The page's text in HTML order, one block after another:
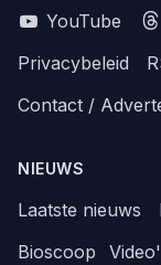
YouTube
Privacybeleid
Contact /
NIEUWS
Laatste nieuws
Bioscoop